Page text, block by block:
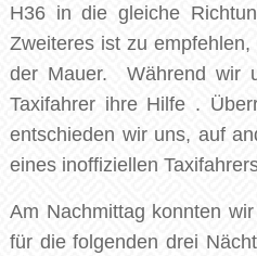
H36 in die gleiche
Zweiteres ist zu
der Mauer. Während wir
Taxifahrer ihre Hilfe .
entschieden wir uns, auf
eines inoffiziellen
Am Nachmittag konnten
für die folgenden drei